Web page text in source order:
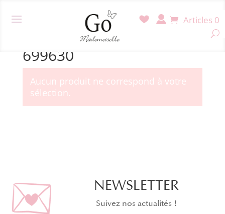
Articles 0
/ Produit Référence / 699630
699630
Aucun produit ne correspond à votre
sélection.
NEWSLETTER
Suivez nos actualités !